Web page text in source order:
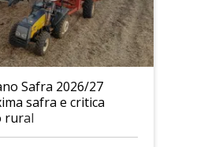
Safra 2026/27
safra e critica
rural